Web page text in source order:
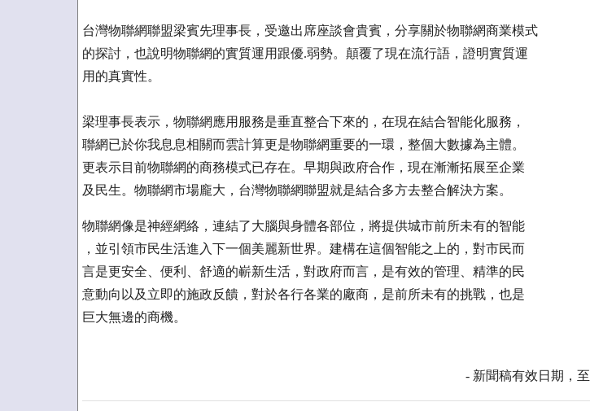
台灣物聯網聯盟梁賓先理事長，受邀出席座談會貴賓，分享關於物聯網商業模式
的探討，也說明物聯網的實質運用跟優.弱勢。顛覆了現在流行語，證明實質運
用的真實性。
梁理事長表示，物聯網應用服務是垂直整合下來的，在現在結合智能化服務，
聯網已於你我息息相關而雲計算更是物聯網重要的一環，整個大數據為主體。
更表示目前物聯網的商務模式已存在。早期與政府合作，現在漸漸拓展至企業
及民生。物聯網市場龐大，台灣物聯網聯盟就是結合多方去整合解決方案。
物聯網像是神經網絡，連結了大腦與身體各部位，將提供城市前所未有的智能
，並引領市民生活進入下一個美麗新世界。建構在這個智能之上的，對市民而
言是更安全、便利、舒適的嶄新生活，對政府而言，是有效的管理、精準的民
意動向以及立即的施政反饋，對於各行各業的廠商，是前所未有的挑戰，也是
巨大無邊的商機。
- 新聞稿有效日期，至